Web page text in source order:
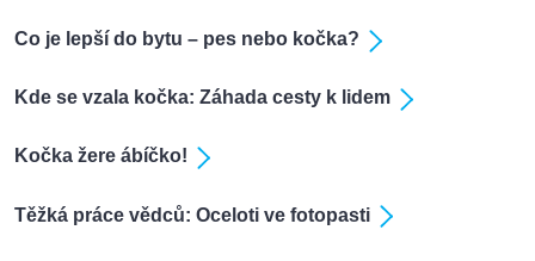
Co je lepší do bytu – pes nebo kočka?
Kde se vzala kočka: Záhada cesty k lidem
Kočka žere ábíčko!
Těžká práce vědců: Oceloti ve fotopasti